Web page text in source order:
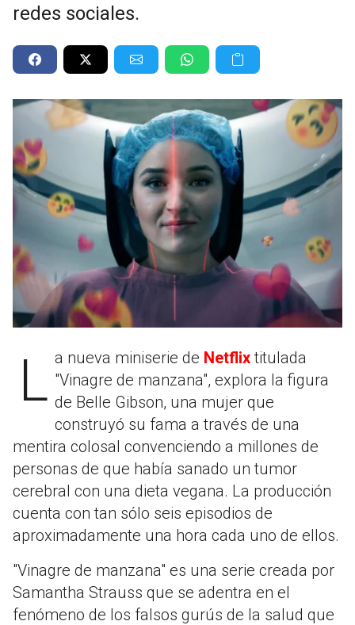
redes sociales.
La nueva miniserie de Netflixtitulada
"Vinagre de manzana", explora la figura
de Belle Gibson, una mujer que
construyó su fama a través de una
mentira colosal convenciendo a millones de
personas de que había sanado un tumor
cerebral con una dieta vegana. La producción
cuenta con tan sólo seis episodios de
aproximadamente una hora cada uno de ellos.
"Vinagre de manzana" es una serie creada por
Samantha Strauss que se adentra en el
fenómeno de los falsos gurús de la salud que